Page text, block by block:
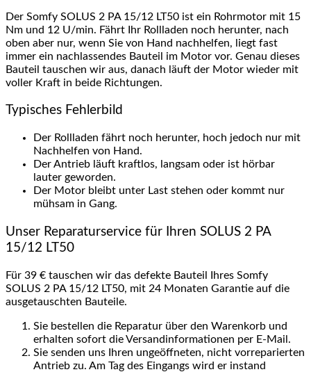
Der Somfy SOLUS 2 PA 15/12 LT50 ist ein Rohrmotor mit 15
Nm und 12 U/min. Fährt Ihr Rollladen noch herunter, nach
oben aber nur, wenn Sie von Hand nachhelfen, liegt fast
immer ein nachlassendes Bauteil im Motor vor. Genau dieses
Bauteil tauschen wir aus, danach läuft der Motor wieder mit
voller Kraft in beide Richtungen.
Typisches Fehlerbild
Der Rollladen fährt noch herunter, hoch jedoch nur mit
Nachhelfen von Hand.
Der Antrieb läuft kraftlos, langsam oder ist hörbar
lauter geworden.
Der Motor bleibt unter Last stehen oder kommt nur
mühsam in Gang.
Unser Reparaturservice für Ihren SOLUS 2 PA
15/12 LT50
Für 39 € tauschen wir das defekte Bauteil Ihres Somfy
SOLUS 2 PA 15/12 LT50, mit 24 Monaten Garantie auf die
ausgetauschten Bauteile.
Sie bestellen die Reparatur über den Warenkorb und
erhalten sofort die Versandinformationen per E-Mail.
Sie senden uns Ihren ungeöffneten, nicht vorreparierten
Antrieb zu. Am Tag des Eingangs wird er instand